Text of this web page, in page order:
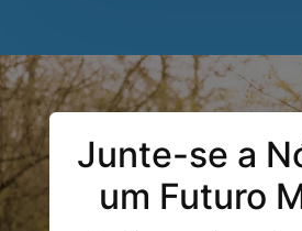
Junte-se a
um Futuro